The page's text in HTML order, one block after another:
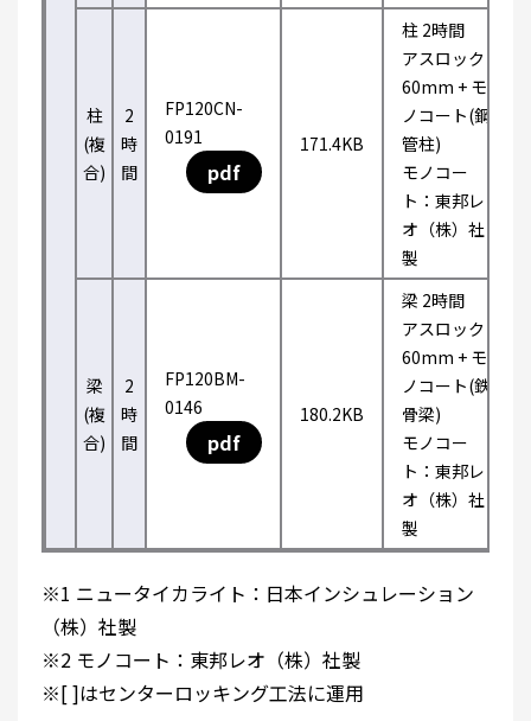
柱
(複
合)
2
時
間
FP120CN-
0191
pdf
171.4KB
柱 2時間
アスロック
60mm + モ
ノコート(鋼
管柱)
モノコー
ト：東邦レ
オ（株）社
製
梁
(複
合)
2
時
間
FP120BM-
0146
pdf
180.2KB
梁 2時間
アスロック
60mm + モ
ノコート(鉄
骨梁)
モノコー
ト：東邦レ
オ（株）社
製
※1 ニュータイカライト：日本インシュレーション
（株）社製
※2 モノコート：東邦レオ（株）社製
※[ ]はセンターロッキング工法に運用